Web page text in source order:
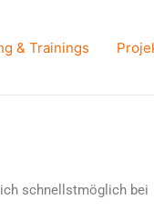
& Trainings
schnellstmöglich bei